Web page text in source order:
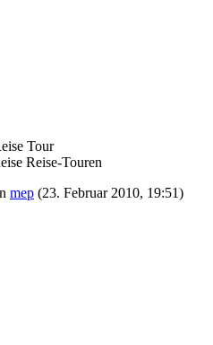
Tour
Reise-Touren
mep (23. Februar 2010, 19:51)